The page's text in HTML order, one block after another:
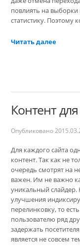
повлиять на
статистику. Поэтому
Читать далее
Контент
Опубликовано
Для каждого сайта
контент. Так как не
очередь смотрят на
важен. Им не важно
уникальный слайдер.
улучшения
перелинковку, то
пользователю ряд
задержать
является не совсем